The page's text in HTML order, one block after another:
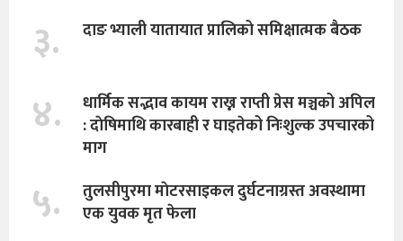
३. दाङ भ्याली यातायात प्रालिको समिक्षात्मक बैठक
४.
धार्मिक सद्भाव कायम राख्न राप्ती प्रेस मञ्चको अपिल
: दाेषिमाथि कारबाही र घाइतेको निःशुल्क उपचारको
माग
५.
तुलसीपुरमा माेटरसाइकल दुर्घटनाग्रस्त अवस्थामा
एक युवक मृत फेला